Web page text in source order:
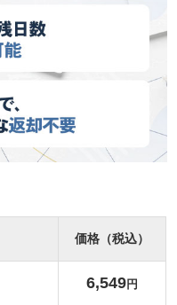
価格 （税込）
6,549円